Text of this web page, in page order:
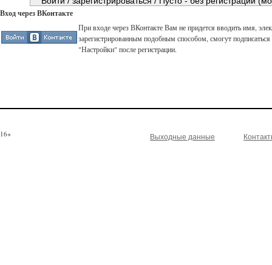
Вход через ВКонтакте
При входе через ВКонтакте Вам не придется вводить имя,
зарегистрированным подобным способом, смогут
"Настройки" после регистрации.
16+ Выходные данные